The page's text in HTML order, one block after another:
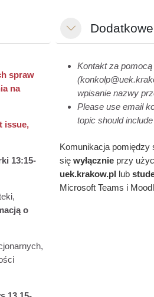
spraw
na
issue,
13:15-
o
Свернуть
Kontakt za
wpisanie nazwy
Please use email
topic should
Komunikacja pomiędzy
sięwyłącznie przy
uek.krakow.pl lub
Microsoft Teams i